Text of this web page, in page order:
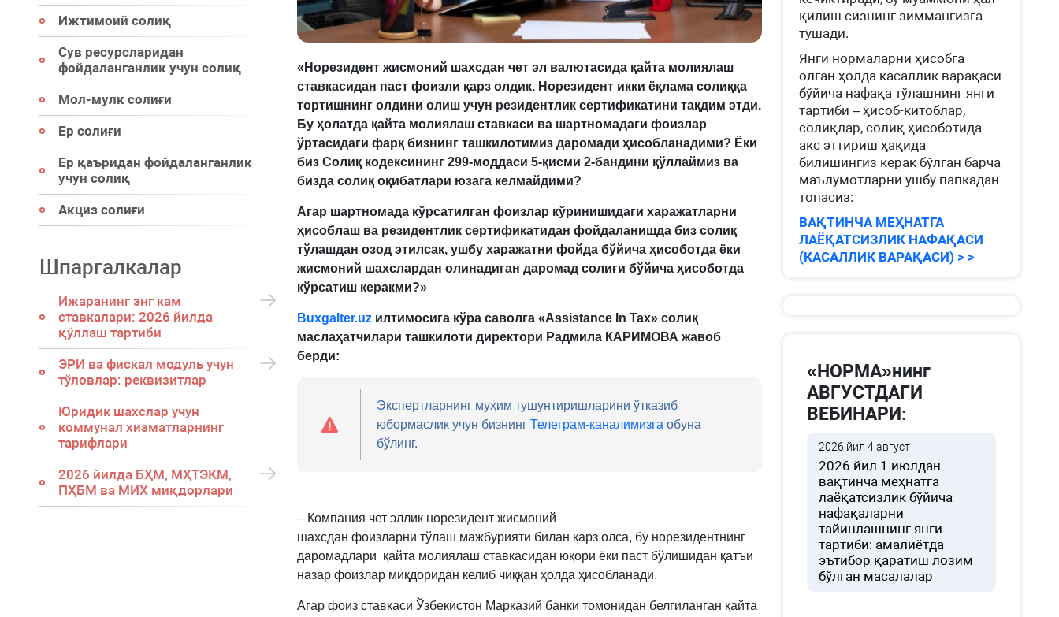
Ижтимоий солиқ
Сув ресурсларидан
фойдаланганлик учун солиқ
Мол-мулк солиғи
Ер солиғи
Ер қаъридан фойдаланганлик
учун солиқ
Акциз солиғи
Шпаргалкалар
Ижаранинг энг кам
ставкалари: 2026 йилда
қўллаш тартиби
ЭРИ ва фискал модуль учун
тўловлар: реквизитлар
Юридик шахслар учун
коммунал хизматларнинг
тарифлари
2026 йилда БҲМ, МҲТЭКМ,
ПҲБМ ва МИХ миқдорлари
«Норезидент жисмоний шахсдан чет эл валютасида қайта молиялаш
ставкасидан паст фоизли қарз олдик. Норезидент икки ёқлама солиққа
тортишнинг олдини олиш учун резидентлик сертификатини тақдим этди.
Бу ҳолатда қайта молиялаш ставкаси ва шартномадаги фоизлар
ўртасидаги фарқ бизнинг ташкилотимиз даромади ҳисобланадими? Ёки
биз Солиқ кодексининг 299-моддаси 5-қисми 2-бандини қўллаймиз ва
бизда солиқ оқибатлари юзага келмайдими?
Агар шартномада кўрсатилган фоизлар кўринишидаги харажатларни
ҳисоблаш ва резидентлик сертификатидан фойдаланишда биз солиқ
тўлашдан озод этилсак, ушбу харажатни фойда бўйича ҳисоботда ёки
жисмоний шахслардан олинадиган даромад солиғи бўйича ҳисоботда
кўрсатиш керакми?»
Buxgalter.uzилтимосига кўра саволга «Assistance In Tax» солиқ
маслаҳатчилари ташкилоти директори Радмила КАРИМОВА жавоб
берди:
Экспертларнинг муҳим тушунтиришларини ўтказиб
юбормаслик учун бизнинг Телеграм-каналимизга обуна
бўлинг.
– Компания чет эллик норезидент жисмоний
шахсдан фоизларни тўлаш мажбурияти билан қарз олса, бу норезидентнинг
даромадлари қайта молиялаш ставкасидан юқори ёки паст бўлишидан қатъи
назар фоизлар миқдоридан келиб чиққан ҳолда ҳисобланади.
Агар фоиз ставкаси Ўзбекистон Марказий банки томонидан белгиланган қайта
қилиш сизнинг зиммангизга
тушади.
Янги нормаларни ҳисобга
олган ҳолда касаллик варақаси
бўйича нафақа тўлашнинг янги
тартиби – ҳисоб-китоблар,
солиқлар, солиқ ҳисоботида
акс эттириш ҳақида
билишингиз керак бўлган барча
маълумотларни ушбу папкадан
топасиз:
ВАҚТИНЧА МЕҲНАТГА
ЛАЁҚАТСИЗЛИК НАФАҚАСИ
(КАСАЛЛИК ВАРАҚАСИ) > >
«НОРМА»нинг
АВГУСТДАГИ
ВЕБИНАРИ:
2026 йил 4 август
2026 йил 1 июлдан
вақтинча меҳнатга
лаёқатсизлик бўйича
нафақаларни
тайинлашнинг янги
тартиби: амалиётда
эътибор қаратиш лозим
бўлган масалалар